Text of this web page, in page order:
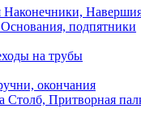
Наконечники,
Основания, подпятники
на трубы
окончания
Столб, Притворная